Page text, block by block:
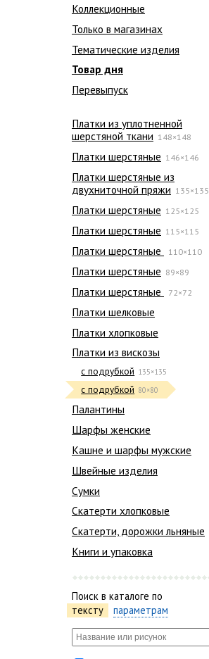
Коллекционные
Только в магазинах
Тематические изделия
Товар дня
Перевыпуск
Платки из уплотненной
шерстяной ткани 148×148
Платки шерстяные 146×146
Платки шерстяные из
двухниточной пряжи 135×135
Платки шерстяные 125×125
Платки шерстяные 115×115
Платки шерстяные 110×110
Платки шерстяные 89×89
Платки шерстяные 72×72
Платки шелковые
Платки хлопковые
Платки из вискозы
с подрубкой 135×135
с подрубкой 80×80
Палантины
Шарфы женские
Кашне и шарфы мужские
Швейные изделия
Сумки
Скатерти хлопковые
Скатерти, дорожки льняные
Книги и упаковка
Поиск в каталоге по
тексту
параметрам